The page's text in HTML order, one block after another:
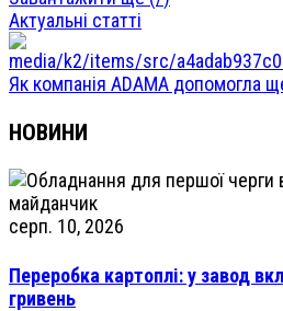
Актуальні статті
Як компанія ADAMA допомогла
НОВИНИ
серп. 10, 2026
Переробка картоплі: у завод
гривень